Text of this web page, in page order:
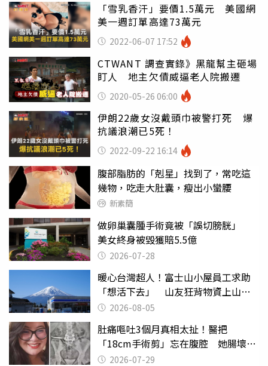
「雪乳香汗」要價1.5萬元 美國網
美一週訂單高達73萬元
2022-06-07 17:52
CTWANT 調查實錄》黑龍幫主砸場
盯人 地主欠債威逼老人院搬遷
2020-05-26 06:00
伊朗22歲女沒戴頭巾被警打死 爆
抗議浪潮已5死！
2022-09-22 16:14
腹部脂肪的「剋星」找到了，常吃這
幾物，吃走大肚囊，瘦出小蠻腰
新素簡
做卵巢囊腫手術竟被「誤切膀胱」
美女終身被毀獲賠5.5億
2026-07-28
暖心台灣超人！富士山小屋員工求助
「想活下去」 山友狂背物資上山：
台灣真的是寶島
2026-08-05
肚痛嘔吐3個月真相太扯！醫把
「18cm手術剪」忘在腹腔 她腸壞死
險喪命
2026-07-29